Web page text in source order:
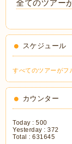
全てのツアー
スケジュール
すべてのツアーがフ
カウンター
Today :500
Yesterday :372
Total :631645